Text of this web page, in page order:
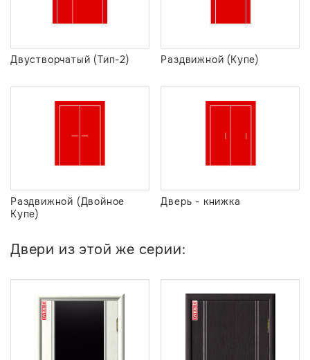
Двустворчатый (Тип-2) Раздвижной (Купе)
Раздвижной (Двойное
Купе)
Дверь - книжка
Двери из этой же серии: